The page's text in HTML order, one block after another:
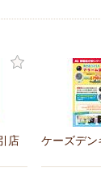
店 ケーズデン